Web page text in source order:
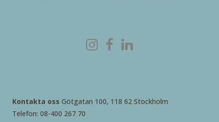
Kontakta oss Götgatan 100, 118 62 Stockholm
Telefon: 08-400 267 70